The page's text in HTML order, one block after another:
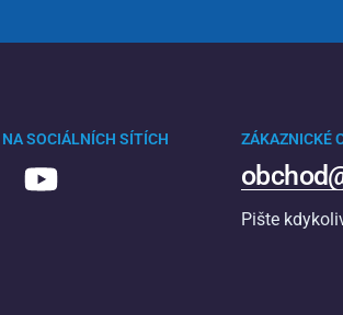
SOCIÁLNÍCH SÍTÍCH ZÁKAZNICKÉ
Pište